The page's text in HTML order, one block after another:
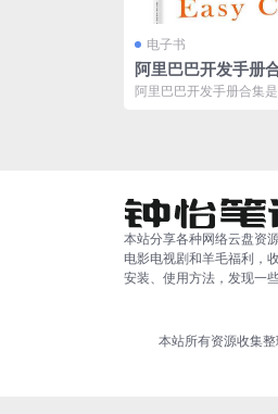
电子书
阿里巴巴开发手册
阿里巴巴开发手册合集
本站分享各种网络云盘资
电影电视剧和羊毛福利，
安装、使用方法，发现一
本站所有资源收集